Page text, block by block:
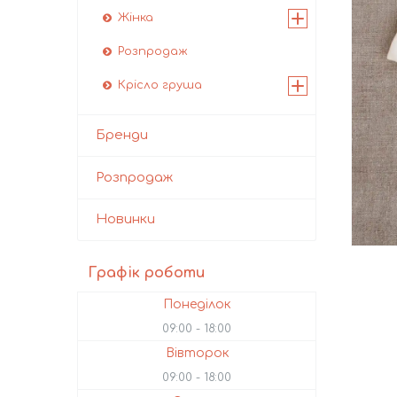
Жінка
Розпродаж
Крісло груша
Бренди
Розпродаж
Новинки
Графік роботи
Понеділок
09:00 18:00
Вівторок
09:00 18:00